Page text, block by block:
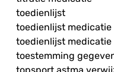
toedienlijst
toedienlijst medicatie
toedienlijst medicatie
toestemming